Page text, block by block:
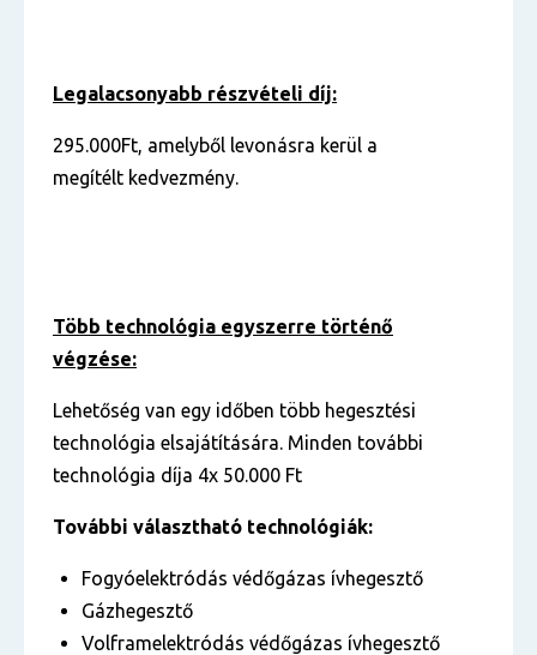
Legalacsonyabb részvételi díj:
295.000Ft, amelyből levonásra kerül a
megítélt kedvezmény.
Több technológia egyszerre történő
végzése:
Lehetőség van egy időben több hegesztési
technológia elsajátítására. Minden további
technológia díja 4x 50.000 Ft
További választható technológiák:
Fogyóelektródás védőgázas ívhegesztő
Gázhegesztő
Volframelektródás védőgázas ívhegesztő